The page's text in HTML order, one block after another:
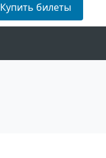
Купить билеты